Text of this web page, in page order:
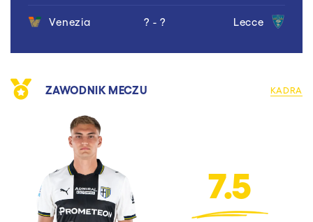
Venezia ? - ? Lecce
ZAWODNIK MECZU KADRA
7.5